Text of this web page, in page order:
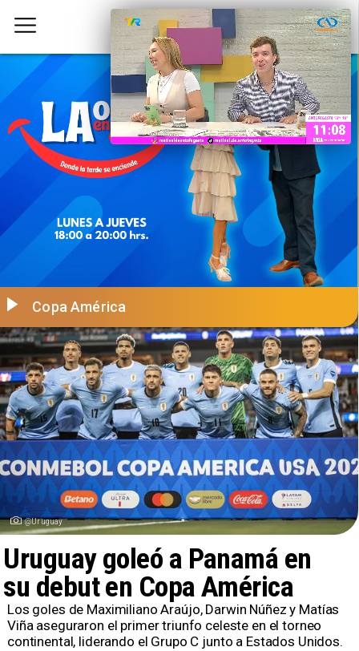
@Uruguay
Uruguay goleó a Panamá en
su debut en Copa América
Copa América
​Los goles de Maximiliano Araújo, Darwin Núñez y Matías
Viña aseguraron el primer triunfo celeste en el torneo
continental, liderando el Grupo C junto a Estados Unidos.